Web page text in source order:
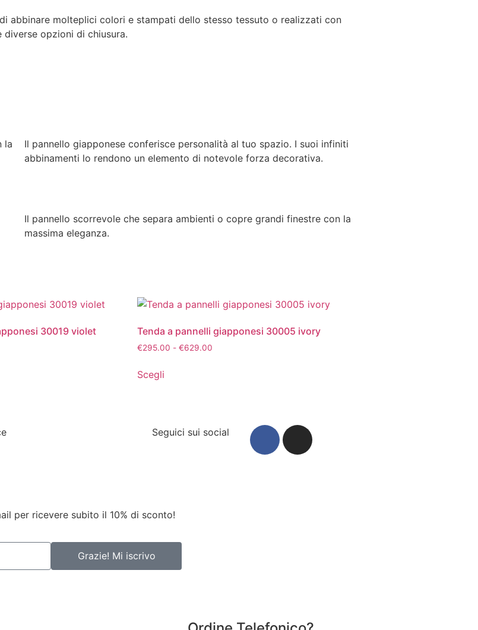
abbinare molteplici colori e stampati dello stesso tessuto o realizzati con
diverse opzioni di chiusura.
la
Il pannello giapponese conferisce personalità al tuo spazio. I suoi infiniti
abbinamenti lo rendono un elemento di notevole forza decorativa.
Il pannello scorrevole che separa ambienti o copre grandi finestre con la
massima eleganza.
30019 violet Tenda a pannelli giapponesi 30005 ivory
€295.00 - €629.00
Scegli
Seguici sui social
per ricevere subito il 10% di sconto!
Grazie! Mi iscrivo